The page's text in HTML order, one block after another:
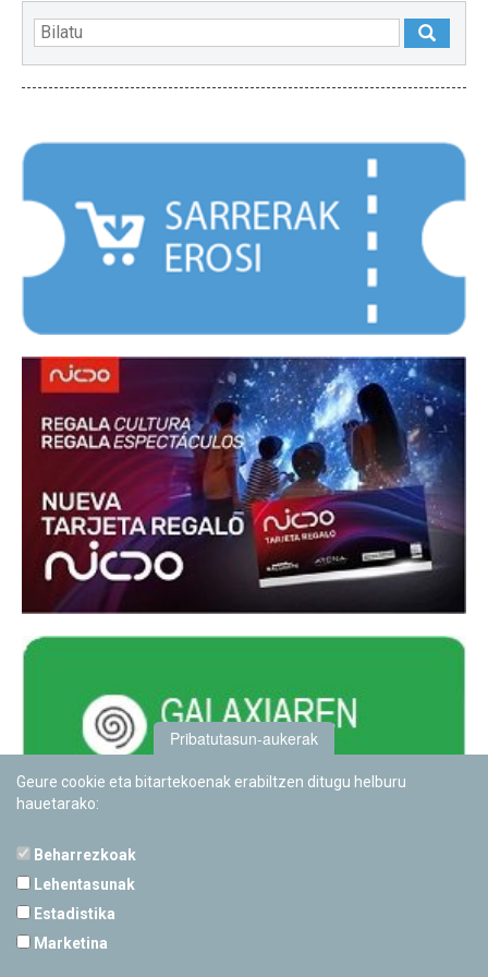
Pribatutasun-aukerak
Geure cookie eta bitartekoenak erabiltzen ditugu helburu
hauetarako:
Beharrezkoak
Lehentasunak
Estadistika
Marketina